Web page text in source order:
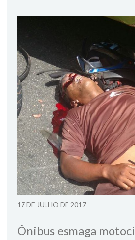
17 DE JULHO DE 2017
Ônibus esmaga